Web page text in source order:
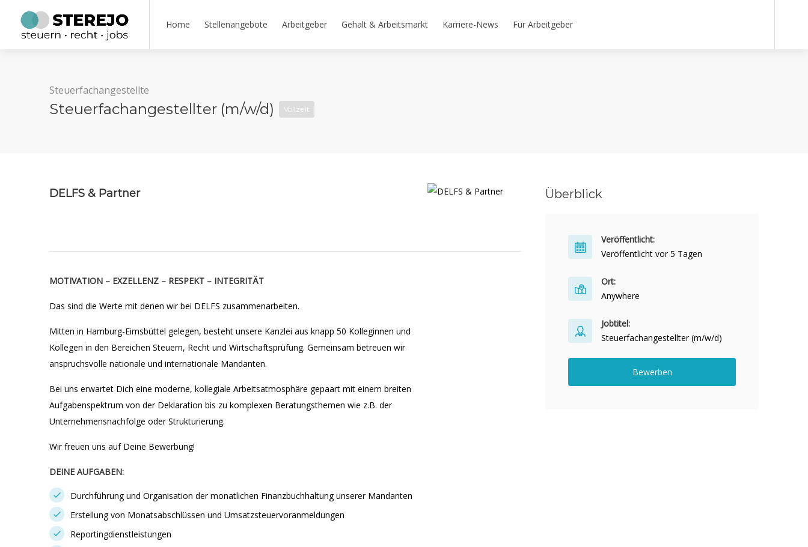
Home Stellenangebote Arbeitgeber Gehalt & Arbeitsmarkt Karriere-News Für Arbeitgeber
Steuerfachangestellte
Steuerfachangestellter (m/w/d) Vollzeit
DELFS & Partner
MOTIVATION – EXZELLENZ – RESPEKT – INTEGRITÄT
Das sind die Werte mit denen wir bei DELFS zusammenarbeiten.
Mitten in Hamburg-Eimsbüttel gelegen, besteht unsere Kanzlei aus knapp 50 Kolleginnen und
Kollegen in den Bereichen Steuern, Recht und Wirtschaftsprüfung. Gemeinsam betreuen wir
anspruchsvolle nationale und internationale Mandanten.
Bei uns erwartet Dich eine moderne, kollegiale Arbeitsatmosphäre gepaart mit einem breiten
Aufgabenspektrum von der Deklaration bis zu komplexen Beratungsthemen wie z.B. der
Unternehmensnachfolge oder Strukturierung.
Wir freuen uns auf Deine Bewerbung!
DEINE AUFGABEN:
Durchführung und Organisation der monatlichen Finanzbuchhaltung unserer Mandanten
Erstellung von Monatsabschlüssen und Umsatzsteuervoranmeldungen
Reportingdienstleistungen
Überblick
Veröffentlicht:
Veröffentlicht vor 5 Tagen
Ort:
Anywhere
Jobtitel:
Steuerfachangestellter (m/w/d)
Bewerben